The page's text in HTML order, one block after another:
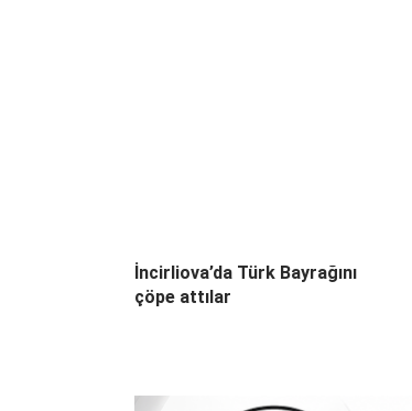
İncirliova’da Türk Bayrağını
çöpe attılar